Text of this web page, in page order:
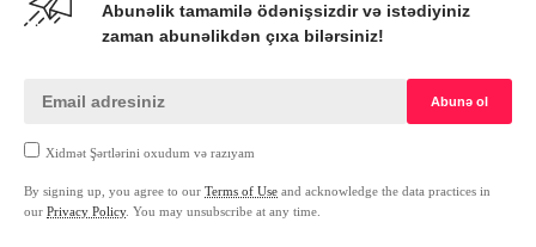
Abunəlik tamamilə ödənişsizdir və istədiyiniz
zaman abunəlikdən çıxa bilərsiniz!
Xidmət Şərtlərini oxudum və razıyam
By signing up, you agree to our Terms of Use and acknowledge the data practices in
our Privacy Policy. You may unsubscribe at any time.